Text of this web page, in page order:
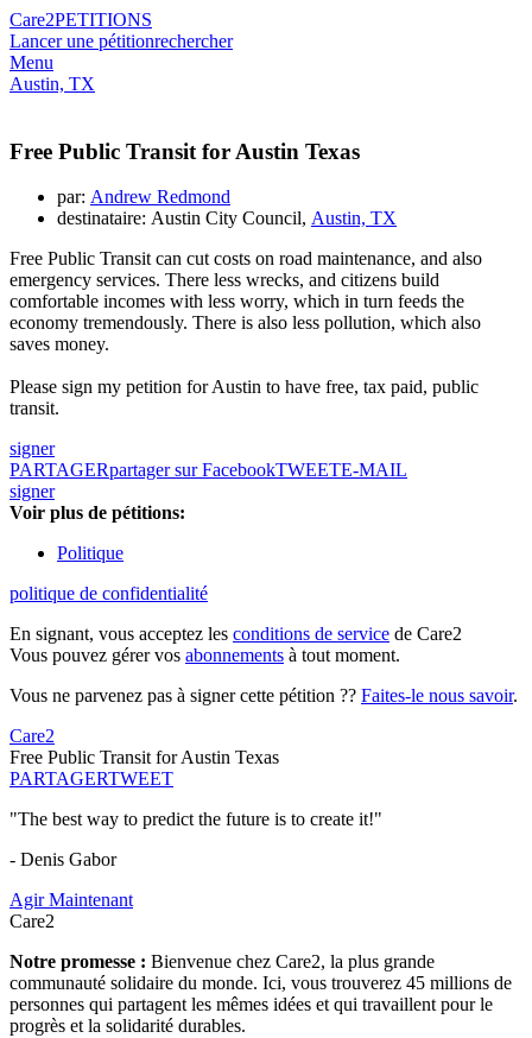
Care2PETITIONS
Lancer une pétitionrechercher
Menu
Austin, TX
Free Public Transit for Austin Texas
par: Andrew Redmond
destinataire: Austin City Council, Austin, TX
Free Public Transit can cut costs on road maintenance, and also
emergency services. There less wrecks, and citizens build
comfortable incomes with less worry, which in turn feeds the
economy tremendously. There is also less pollution, which also
saves money.
Please sign my petition for Austin to have free, tax paid, public
transit.
signer
PARTAGERpartager sur FacebookTWEETE-MAIL
signer
Voir plus de pétitions:
Politique
politique de confidentialité
En signant, vous acceptez les conditions de service de Care2
Vous pouvez gérer vos abonnements à tout moment.
Vous ne parvenez pas à signer cette pétition ?? Faites-le nous savoir.
Care2
Free Public Transit for Austin Texas
PARTAGERTWEET
"The best way to predict the future is to create it!"
- Denis Gabor
Agir Maintenant
Care2
Notre promesse : Bienvenue chez Care2, la plus grande
communauté solidaire du monde. Ici, vous trouverez 45 millions de
personnes qui partagent les mêmes idées et qui travaillent pour le
progrès et la solidarité durables.